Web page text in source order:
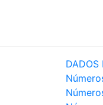
DADOS